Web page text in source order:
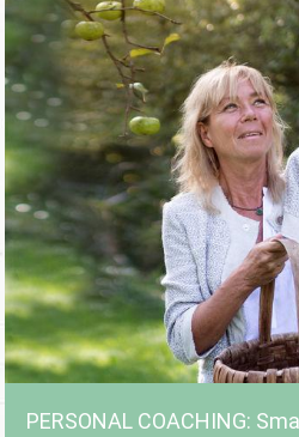
PERSONAL COACHING: